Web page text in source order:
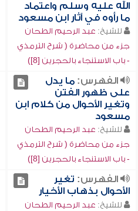
الله عليه وسلم واعتماد
ما رأوه في آثار ابن مسعود
للشيخ: عبد الرحيم الطحان
جزء من محاضرة ( شرح الترمذي
- باب الاستنجاء بالحجرين [8])
الفهرس:ما يدل
على ظهور الفتن
وتغير الأحوال من كلام ابن
مسعود
للشيخ: عبد الرحيم الطحان
جزء من محاضرة ( شرح الترمذي
- باب الاستنجاء بالحجرين [8])
الفهرس: تغير
الأحوال بذهاب الأخيار
للشيخ: عبد الرحيم الطحان